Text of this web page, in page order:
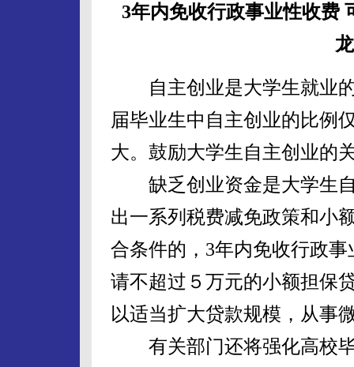
3年内免收行政事业性收费
自主创业是大学生就业的
届毕业生中自主创业的比例
大。鼓励大学生自主创业的
缺乏创业资金是大学生自
出一系列税费减免政策和小
合条件的，3年内免收行政
请不超过５万元的小额担保
以适当扩大贷款规模，从事
有关部门还将强化高校毕